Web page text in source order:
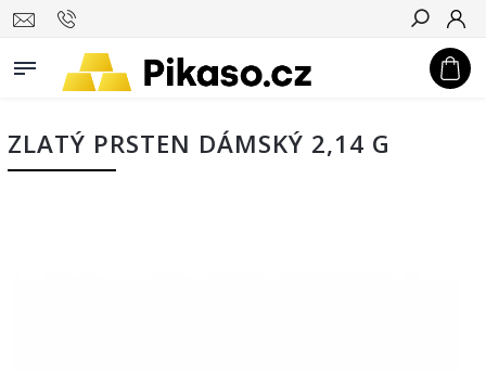
Hledat
ZLATÝ PRSTEN DÁMSKÝ 2,14 G